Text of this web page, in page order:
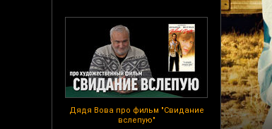
Дядя Вова про фильм "Свидание
вслепую"